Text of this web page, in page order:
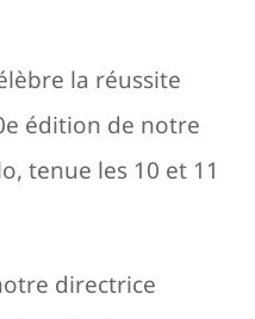
la réussite
édition de notre
tenue les 10 et 11
directrice